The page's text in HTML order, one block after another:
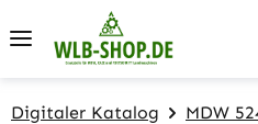
Zum Hauptinhalt springen
Digitaler Katalog
MDW